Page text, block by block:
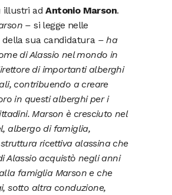
illustri adAntonio Marson.
–si legge nelle
della sua candidatura – ha
di Alassio nel mondo in
di importanti alberghi
contribuendo a creare
in questi alberghi per i
Marson è cresciuto nel
albergo di famiglia,
ricettiva alassina che
Alassio acquistò negli anni
famiglia Marson e che
sotto altra conduzione,